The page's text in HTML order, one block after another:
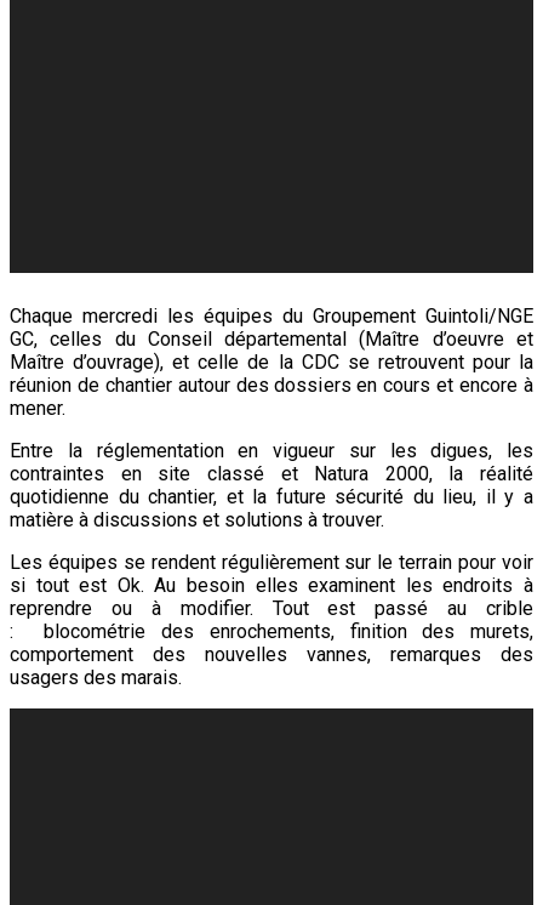
Chaque mercredi les équipes du Groupement Guintoli/NGE
GC, celles du Conseil départemental (Maître d’oeuvre et
Maître d’ouvrage), et celle de la CDC se retrouvent pour la
réunion de chantier autour des dossiers en cours et encore à
mener.
Entre la réglementation en vigueur sur les digues, les
contraintes en site classé et Natura 2000, la réalité
quotidienne du chantier, et la future sécurité du lieu, il y a
matière à discussions et solutions à trouver.
Les équipes se rendent régulièrement sur le terrain pour voir
si tout est Ok. Au besoin elles examinent les endroits à
reprendre ou à modifier. Tout est passé au crible
: blocométrie des enrochements, finition des murets,
comportement des nouvelles vannes, remarques des
usagers des marais.